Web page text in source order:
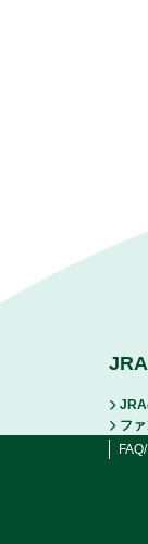
JRA
フ